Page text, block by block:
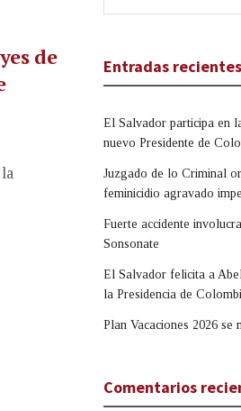
de
Entradas recientes
El Salvador participa en
nuevo Presidente de
Juzgado de lo Criminal
feminicidio agravado
Fuerte accidente
Sonsonate
El Salvador felicita a
la Presidencia de
Plan Vacaciones 2026 se
Comentarios